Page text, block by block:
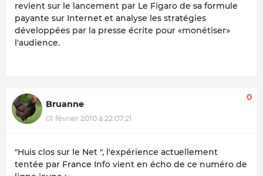
revient sur le lancement par Le Figaro de sa formule
payante sur Internet et analyse les stratégies
développées par la presse écrite pour «monétiser»
l'audience.
Bruanne
01 février 2010 à 22:07:21
0
"Huis clos sur le Net ", l'expérience actuellement
tentée par France Info vient en écho de ce numéro de